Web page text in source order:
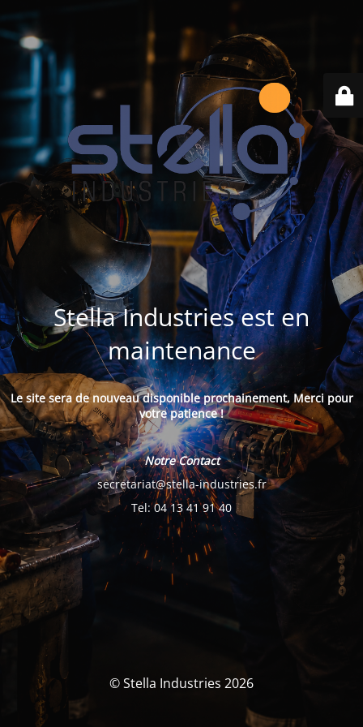
Stella Industries est en
maintenance
Le site sera de nouveau disponible prochainement, Merci pour
votre patience !
Notre Contact
secretariat@stella-industries.fr
Tel: 04 13 41 91 40
© Stella Industries 2026